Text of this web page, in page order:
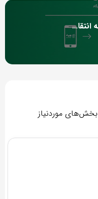
از ویپاد چقدر میشه انتقال داد؟
بخش‌های موردنیاز